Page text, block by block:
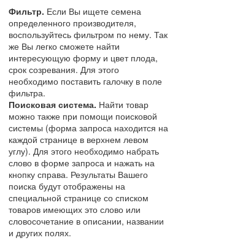
Фильтр. Если Вы ищете семена
определенного производителя,
воспользуйтесь фильтром по нему. Так
же Вы легко сможете найти
интересующую форму и цвет плода,
срок созревания. Для этого
необходимо поставить галочку в поле
фильтра.
Поисковая система. Найти товар
можно также при помощи поисковой
системы (форма запроса находится на
каждой странице в верхнем левом
углу). Для этого необходимо набрать
слово в форме запроса и нажать на
кнопку справа. Результаты Вашего
поиска будут отображены на
специальной странице со списком
товаров имеющих это слово или
словосочетание в описании, названии
и других полях.